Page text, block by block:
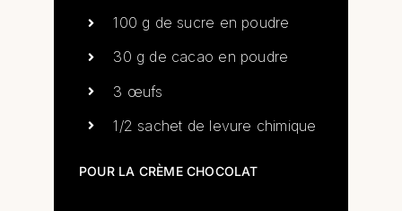
100 g de sucre en poudre
30 g de cacao en poudre
3 œufs
1/2 sachet de levure chimique
POUR LA CRÈME CHOCOLAT